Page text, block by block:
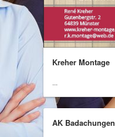
Kreher Montage
...
AK Badachungen